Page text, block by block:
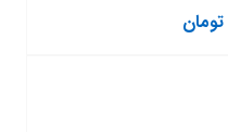
تومان